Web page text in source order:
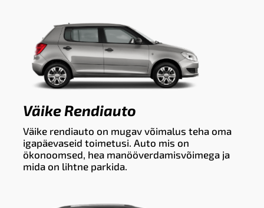
Väike Rendiauto
Väike rendiauto on mugav võimalus teha oma
igapäevaseid toimetusi. Auto mis on
ökonoomsed, hea manööverdamisvõimega ja
mida on lihtne parkida.